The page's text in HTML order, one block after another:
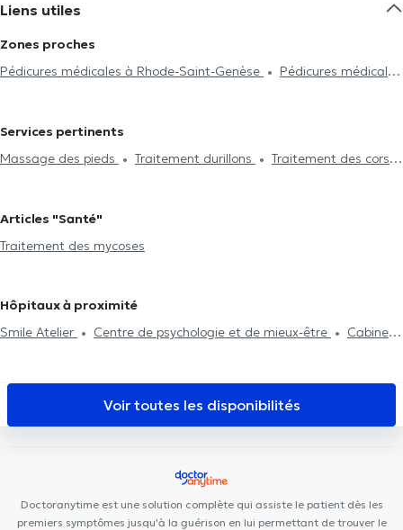
Liens utiles
Zones proches
Pédicures médicales à Rhode-Saint-Genèse
Pédicures médicales
Drogenbos
Pédicures médicales à Nivelles
médicales à Forest
Pédicures médicales à Bruxelles
Pédicures
Pédicures médicales à Etterbeek
médicales à Schaerbeek
médicales à Kraainem
médicales à Ganshoren
Pédicures médicales à Koekelberg
Services pertinents
Massage des pieds
Traitement durillons
Traitement des cors
Hyperkératose plantaire
Onychoplastie
Articles "Santé"
Traitement des mycoses
Hôpitaux à proximité
Smile Atelier
Centre de psychologie et de mieux-être
Cabinet
Centre Paramédical Alma
Smile-Architect
Kinevolution
Soul By The Lab
Espace Médical Waterloo
Clinique Médico Dentaire Waterloo
Centre Mimosa Waterloo
Voir toutes les disponibilités
Doctoranytime est une solution complète qui assiste le patient dès les
premiers symptômes jusqu'à la guérison en lui permettant de trouver le